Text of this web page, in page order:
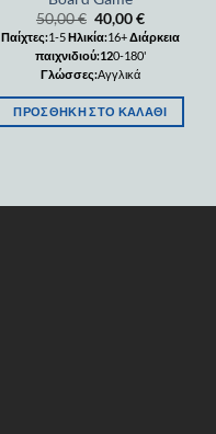
50,00€ 40,00€
Παίχτες:1-5Ηλικία:16+Διάρκεια
παιχνιδιού:120-180'
Γλώσσες:Αγγλικά
ΠΡΟΣΘΉΚΗ ΣΤΟ ΚΑΛΆΘΙ